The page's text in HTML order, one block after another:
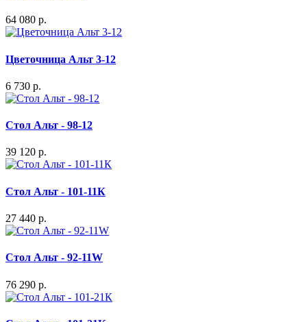
64 080 р.
Цветочница Альт 3-12
6 730 р.
Стол Альт - 98-12
39 120 р.
Стол Альт - 101-11К
27 440 р.
Стол Альт - 92-11W
76 290 р.